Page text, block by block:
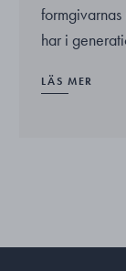
har i
LÄS MER